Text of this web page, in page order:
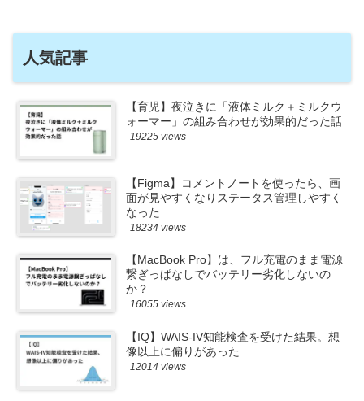
人気記事
【育児】夜泣きに「液体ミルク＋ミルクウ
ォーマー」の組み合わせが効果的だった話
19225 views
【Figma】コメントノートを使ったら、画
面が見やすくなりステータス管理しやすく
なった
18234 views
【MacBook Pro】は、フル充電のまま電源
繋ぎっぱなしでバッテリー劣化しないの
か？
16055 views
【IQ】WAIS-IV知能検査を受けた結果。想
像以上に偏りがあった
12014 views